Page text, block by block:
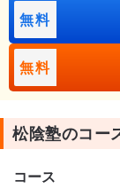
無料
無料
松陰塾のコー
コース